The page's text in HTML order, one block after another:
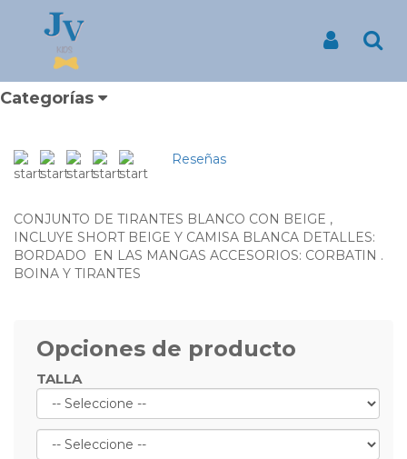
Categorías
Productos
CONJUNTO TIRANTES
CORTO BEIGE 001563
¿DONDE PUEDO COMPRAR TRAJES DE BAUTIZO
Reseñas
CONJUNTO DE TIRANTES BLANCO CON BEIGE ,
INCLUYE SHORT BEIGE Y CAMISA BLANCA DETALLES:
BORDADO EN LAS MANGAS ACCESORIOS: CORBATIN .
BOINA Y TIRANTES
Opciones de producto
TALLA